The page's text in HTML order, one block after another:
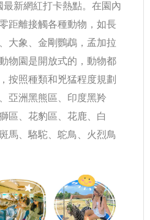
新網紅打卡熱點。在園內
距離接觸各種動物，如長
大象、金剛鸚鵡，孟加拉
物園是開放式的，動物都
按照種類和兇猛程度規劃
亞洲黑熊區、印度黑羚
區、花豹區、花鹿、白
馬、駱駝、鴕鳥、火烈鳥